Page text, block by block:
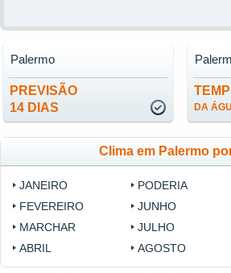
PREVISÃO
14 DIAS
Palermo
DA
Clima em Palermo
JANEIRO
FEVEREIRO
MARCHAR
ABRIL
PODERIA
JUNHO
JULHO
AGOSTO